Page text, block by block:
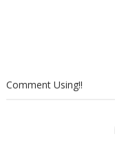
Comment Using!!